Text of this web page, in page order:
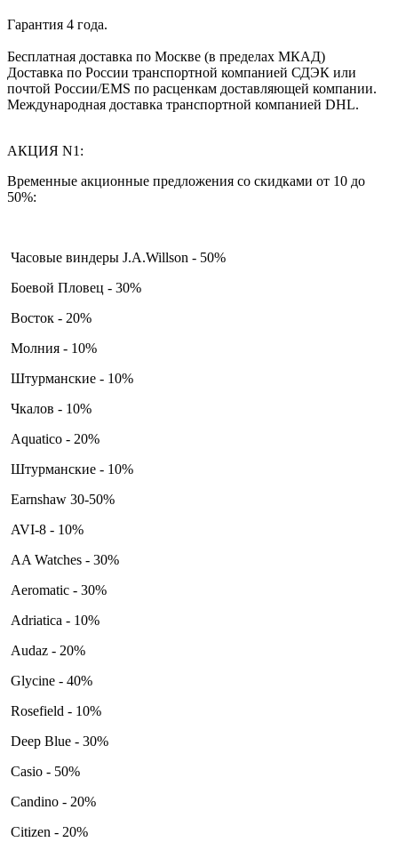
Гарантия 4 года.
Бесплатная доставка по Москве (в пределах МКАД)
Доставка по России транспортной компанией СДЭК или
почтой России/EMS по расценкам доставляющей компании.
Международная доставка транспортной компанией DHL.
АКЦИЯ N1:
Временные акционные предложения со скидками от 10 до
50%:
Часовые виндеры J.A.Willson - 50%
Боевой Пловец - 30%
Восток - 20%
Молния - 10%
Штурманские - 10%
Чкалов - 10%
Aquatico - 20%
Штурманские - 10%
Earnshaw 30-50%
AVI-8 - 10%
AA Watches - 30%
Aeromatic - 30%
Adriatica - 10%
Audaz - 20%
Glycine - 40%
Rosefield - 10%
Deep Blue - 30%
Casio - 50%
Candino - 20%
Citizen - 20%